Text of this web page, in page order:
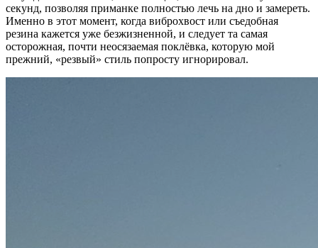
секунд, позволяя приманке полностью лечь на дно и замереть.
Именно в этот момент, когда виброхвост или съедобная
резина кажется уже безжизненной, и следует та самая
осторожная, почти неосязаемая поклёвка, которую мой
прежний, «резвый» стиль попросту игнорировал.